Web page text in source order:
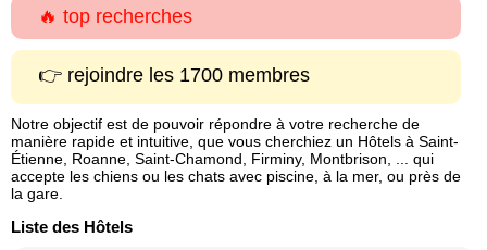
🔥 top recherches
👉 rejoindre les 1700 membres
Notre objectif est de pouvoir répondre à votre recherche de
manière rapide et intuitive, que vous cherchiez un Hôtels à Saint-
Étienne, Roanne, Saint-Chamond, Firminy, Montbrison, ... qui
accepte les chiens ou les chats avec piscine, à la mer, ou près de
la gare.
Liste des Hôtels